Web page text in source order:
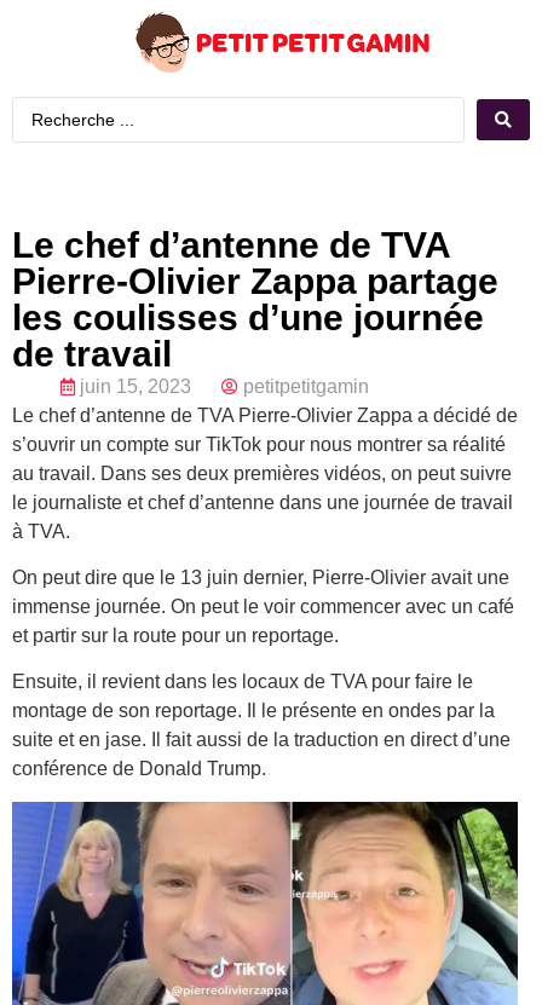
Le chef d’antenne de TVA
Pierre-Olivier Zappa partage
les coulisses d’une journée
de travail
juin 15, 2023
petitpetitgamin
Le chef d’antenne de TVA Pierre-Olivier Zappa a décidé de
s’ouvrir un compte sur TikTok pour nous montrer sa réalité
au travail. Dans ses deux premières vidéos, on peut suivre
le journaliste et chef d’antenne dans une journée de travail
à TVA.
On peut dire que le 13 juin dernier, Pierre-Olivier avait une
immense journée. On peut le voir commencer avec un café
et partir sur la route pour un reportage.
Ensuite, il revient dans les locaux de TVA pour faire le
montage de son reportage. Il le présente en ondes par la
suite et en jase. Il fait aussi de la traduction en direct d’une
conférence de Donald Trump.